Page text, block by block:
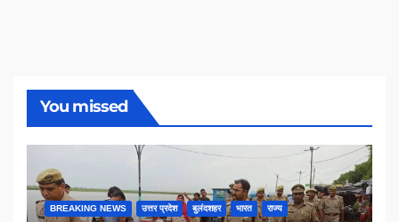
You missed
BREAKING NEWS उत्तर प्रदेश बुलंदशहर भारत राज्य